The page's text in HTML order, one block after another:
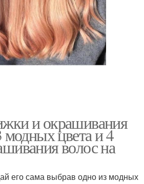
и окрашивания
модных цвета и 4
волос на
его сама выбрав одно из модных